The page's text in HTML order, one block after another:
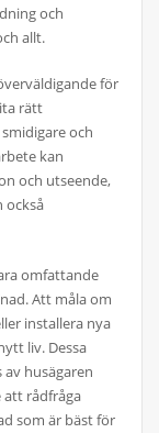
och
allt.
för
rätt
och
kan
och utseende,
också
omfattande
Att måla om
installera nya
liv. Dessa
husägaren
att rådfråga
som är bäst för